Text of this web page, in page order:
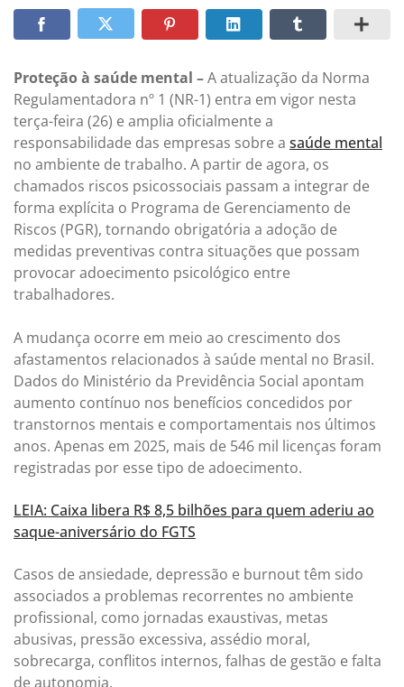
Proteção à saúde mental –A atualização da Norma
Regulamentadora nº 1 (NR-1) entra em vigor nesta
terça-feira (26) e amplia oficialmente a
responsabilidade das empresas sobre a saúde mental
no ambiente de trabalho. A partir de agora, os
chamados riscos psicossociais passam a integrar de
forma explícita o Programa de Gerenciamento de
Riscos (PGR), tornando obrigatória a adoção de
medidas preventivas contra situações que possam
provocar adoecimento psicológico entre
trabalhadores.
A mudança ocorre em meio ao crescimento dos
afastamentos relacionados à saúde mental no Brasil.
Dados do Ministério da Previdência Social apontam
aumento contínuo nos benefícios concedidos por
transtornos mentais e comportamentais nos últimos
anos. Apenas em 2025, mais de 546 mil licenças foram
registradas por esse tipo de adoecimento.
LEIA: Caixa libera R$ 8,5 bilhões para quem aderiu ao
saque-aniversário do FGTS
Casos de ansiedade, depressão e burnout têm sido
associados a problemas recorrentes no ambiente
profissional, como jornadas exaustivas, metas
abusivas, pressão excessiva, assédio moral,
sobrecarga, conflitos internos, falhas de gestão e falta
de autonomia.